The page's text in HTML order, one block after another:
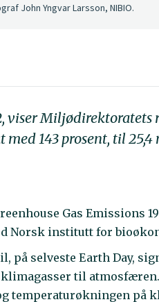
John Yngvar Larsson, NIBIO.
viser Miljødirektoratets
143 prosent, til
Gas Emissions
Norsk institutt for
på selveste Earth Day,
til
temperaturøkningen på